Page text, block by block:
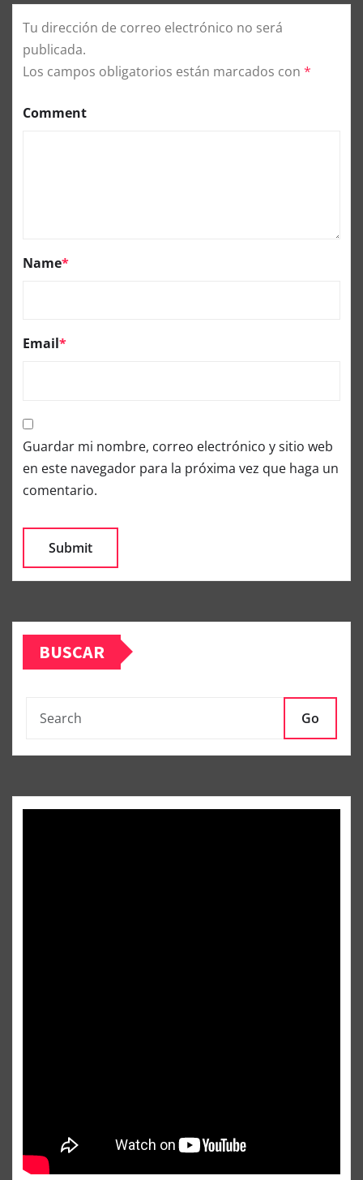
Tu dirección de correo electrónico no será
publicada.
Los campos obligatorios están marcados con *
Comment
Name*
Email*
Guardar mi nombre, correo electrónico y sitio web
en este navegador para la próxima vez que haga un
comentario.
BUSCAR
Go